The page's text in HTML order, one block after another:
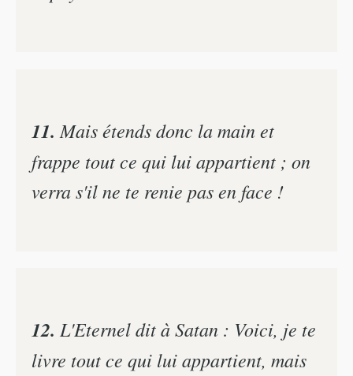
11. Mais étends donc la main et
frappe tout ce qui lui appartient ; on
verra s'il ne te renie pas en face !
12. L'Eternel dit à Satan : Voici, je te
livre tout ce qui lui appartient, mais